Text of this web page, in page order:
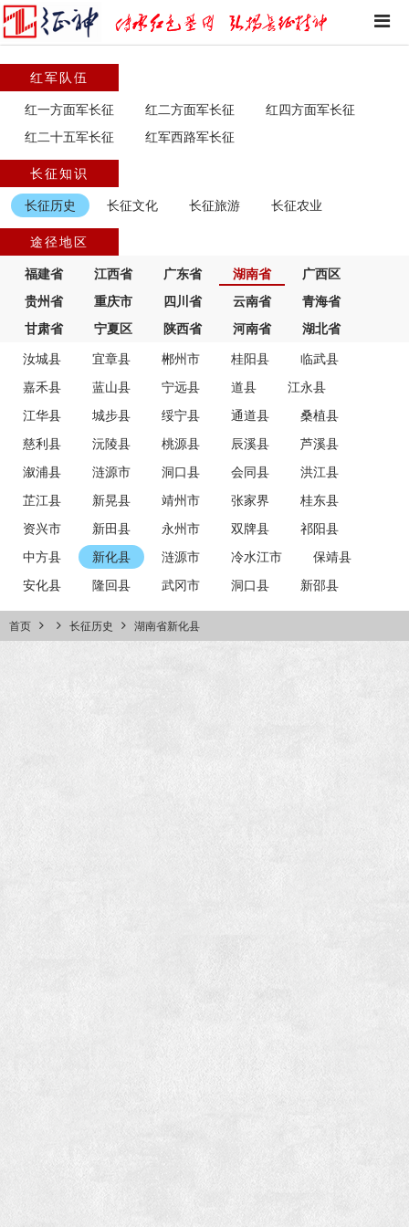
红军队伍
红一方面军长征 红二方面军长征
红四方面军长征
红二十五军长征
红军西路军长征
长征知识
长征历史 长征文化 长征旅游 长征农业
途径地区
福建省 江西省 广东省 湖南省
广西区
贵州省
重庆市 四川省 云南省
青海省
甘肃省
宁夏区 陕西省 河南省 湖北省
汝城县 宜章县 郴州市 桂阳县
临武县
嘉禾县
蓝山县 宁远县 道县
江永县
江华县
城步县 绥宁县 通道县
桑植县
慈利县
沅陵县 桃源县 辰溪县
芦溪县
溆浦县
涟源市 洞口县 会同县
洪江县
芷江县
新晃县 靖州市 张家界
桂东县
资兴市
新田县 永州市 双牌县
祁阳县
中方县
新化县 涟源市 冷水江市
保靖县
安化县
隆回县 武冈市 洞口县 新邵县
首页 长征历史 湖南省新化县